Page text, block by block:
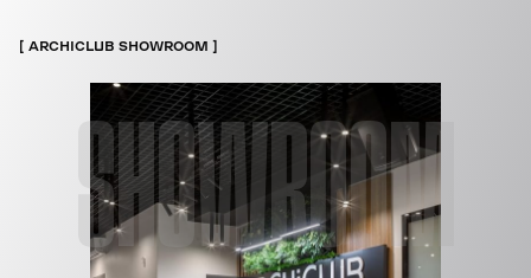
SHOWROOM
ARCHICLUB SHOWROOM